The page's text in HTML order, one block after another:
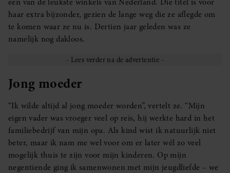
haar extra bijzonder, gezien de lange weg die ze aflegde om
te komen waar ze nu is. Dertien jaar geleden was ze
namelijk nog dakloos.
Jong moeder
“Ik wilde altijd al jong moeder worden”, vertelt ze. “Mijn
eigen vader was vroeger veel op reis, hij werkte hard in het
familiebedrijf van mijn opa. Als kind wist ik natuurlijk niet
beter, maar ik nam me wel voor om er later wél zo veel
mogelijk thuis te zijn voor mijn kinderen. Op mijn
negentiende ging ik samenwonen met mijn jeugdliefde – we